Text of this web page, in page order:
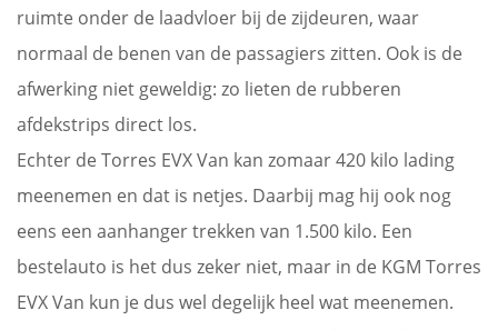
ruimte onder de laadvloer bij de zijdeuren, waar
normaal de benen van de passagiers zitten. Ook is de
afwerking niet geweldig: zo lieten de rubberen
afdekstrips direct los.
Echter de Torres EVX Van kan zomaar 420 kilo lading
meenemen en dat is netjes. Daarbij mag hij ook nog
eens een aanhanger trekken van 1.500 kilo. Een
bestelauto is het dus zeker niet, maar in de KGM Torres
EVX Van kun je dus wel degelijk heel wat meenemen.